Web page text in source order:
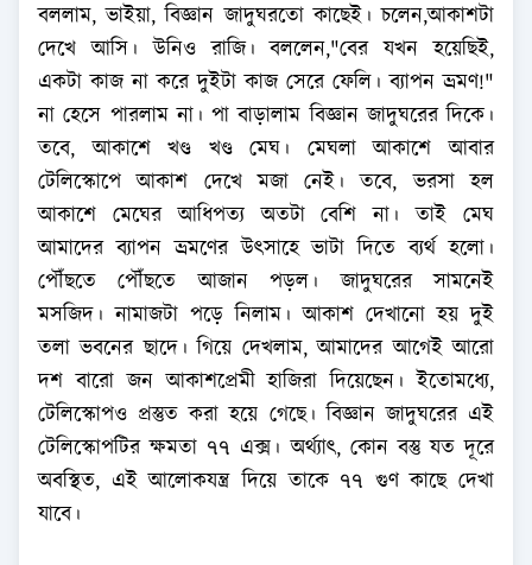
বললাম, ভাইয়া, বিজ্ঞান জাদুঘরতো কাছেই। চলেন,আকাশটা
দেখে আসি। উনিও রাজি। বললেন,"বের যখন হয়েছিই,
একটা কাজ না করে দুইটা কাজ সেরে ফেলি। ব্যাপন ভ্রমণ!"
না হেসে পারলাম না। পা বাড়ালাম বিজ্ঞান জাদুঘরের দিকে।
তবে, আকাশে খণ্ড খণ্ড মেঘ। মেঘলা আকাশে আবার
টেলিস্কোপে আকাশ দেখে মজা নেই। তবে, ভরসা হল
আকাশে মেঘের আধিপত্য অতটা বেশি না। তাই মেঘ
আমাদের ব্যাপন ভ্রমণের উৎসাহে ভাটা দিতে ব্যর্থ হলো।
পৌঁছতে পৌঁছতে আজান পড়ল। জাদুঘরের সামনেই
মসজিদ। নামাজটা পড়ে নিলাম। আকাশ দেখানো হয় দুই
তলা ভবনের ছাদে। গিয়ে দেখলাম, আমাদের আগেই আরো
দশ বারো জন আকাশপ্রেমী হাজিরা দিয়েছেন। ইতোমধ্যে,
টেলিস্কোপও প্রস্তুত করা হয়ে গেছে। বিজ্ঞান জাদুঘরের এই
টেলিস্কোপটির ক্ষমতা ৭৭ এক্স। অর্থ্যাৎ, কোন বস্তু যত দূরে
অবস্থিত, এই আলোকযন্ত্র দিয়ে তাকে ৭৭ গুণ কাছে দেখা
যাবে।